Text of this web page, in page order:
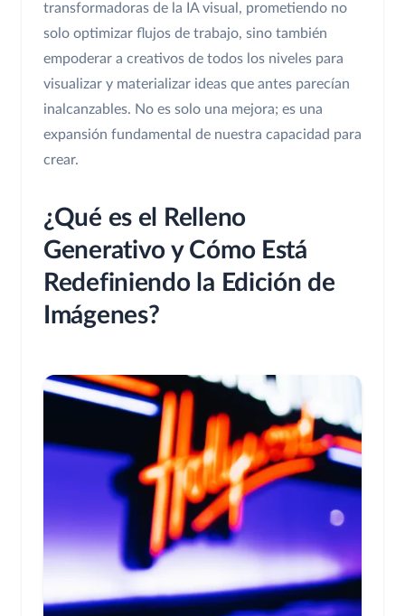
transformadoras de la IA visual, prometiendo no
solo optimizar flujos de trabajo, sino también
empoderar a creativos de todos los niveles para
visualizar y materializar ideas que antes parecían
inalcanzables. No es solo una mejora; es una
expansión fundamental de nuestra capacidad para
crear.
¿Qué es el Relleno
Generativo y Cómo Está
Redefiniendo la Edición de
Imágenes?